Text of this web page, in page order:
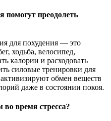
помогут преодолеть
для похудения — это
ходьба, велосипед,
калории и расходовать
силовые тренировки для
обмен веществ
даже в состоянии покоя.
во время стресса?